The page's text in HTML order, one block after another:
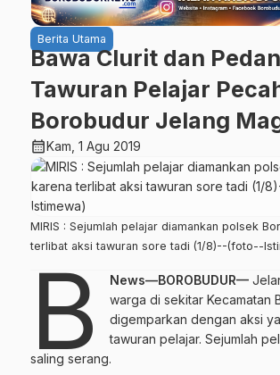
Berita Utama
Bawa Clurit dan
Tawuran Pelajar
Borobudur Jelang
calendar_monthKam, 1 Agu 2019
MIRIS : Sejumlah pelajar diamankan polsek
terlibat aksi tawuran sore tadi (1/8)--(foto--
B News—BOROBUDUR—
warga di sekitar Kecamatan
digemparkan dengan aksi
tawuran pelajar. Sejumlah
saling serang.